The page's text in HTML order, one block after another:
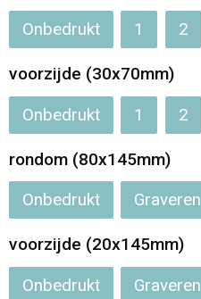
Opvouwbare tassen
Waterbestendige tassen
Bowlingtassen
Strandtassen
Katoenen draagtassen
Rugzakken
Onbedrukt 1 2
voorzijde (30x70mm)
Onbedrukt 1 2
rondom (80x145mm)
Onbedrukt Graveren
voorzijde (20x145mm)
Onbedrukt Graveren